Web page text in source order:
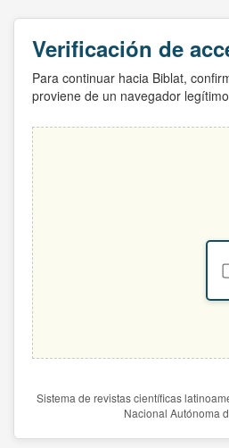
Verificación de
Para continuar hacia Biblat,
proviene de un navegador
Sistema de revistas científicas
Nacional Autónoma